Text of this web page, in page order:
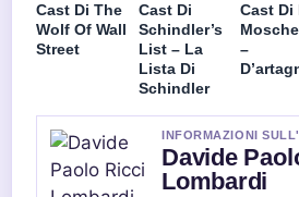
Cast Di The
Wolf Of Wall
Street
Cast Di
Schindler’s
List – La
Lista Di
Schindler
Cast Di
–
INFORMAZIONI
Davide
Lombardi